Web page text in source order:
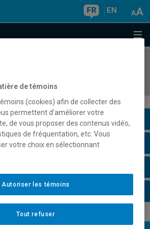
FR EN
de témoins
(cookies) afin de collecter des
permettent d’améliorer votre
de vous proposer des contenus vidéo,
de fréquentation, etc. Vous
votre choix en sélectionnant
Tout refuser
Autoriser les témoins